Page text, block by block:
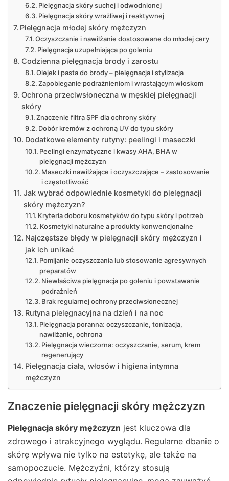
Pielęgnacja skóry suchej i odwodnionej
Pielęgnacja skóry wrażliwej i reaktywnej
Pielęgnacja młodej skóry mężczyzn
Oczyszczanie i nawilżanie dostosowane do młodej cery
Pielęgnacja uzupełniająca po goleniu
Codzienna pielęgnacja brody i zarostu
Olejek i pasta do brody – pielęgnacja i stylizacja
Zapobieganie podrażnieniom i wrastającym włoskom
Ochrona przeciwsłoneczna w męskiej pielęgnacji
skóry
Znaczenie filtra SPF dla ochrony skóry
Dobór kremów z ochroną UV do typu skóry
Dodatkowe elementy rutyny: peelingi i maseczki
Peelingi enzymatyczne i kwasy AHA, BHA w
pielęgnacji mężczyzn
Maseczki nawilżające i oczyszczające – zastosowanie
i częstotliwość
Jak wybrać odpowiednie kosmetyki do pielęgnacji
skóry mężczyzn?
Kryteria doboru kosmetyków do typu skóry i potrzeb
Kosmetyki naturalne a produkty konwencjonalne
Najczęstsze błędy w pielęgnacji skóry mężczyzn i
jak ich unikać
Pomijanie oczyszczania lub stosowanie agresywnych
preparatów
Niewłaściwa pielęgnacja po goleniu i powstawanie
podrażnień
Brak regularnej ochrony przeciwsłonecznej
Rutyna pielęgnacyjna na dzień i na noc
Pielęgnacja poranna: oczyszczanie, tonizacja,
nawilżanie, ochrona
Pielęgnacja wieczorna: oczyszczanie, serum, krem
regenerujący
Pielęgnacja ciała, włosów i higiena intymna
mężczyzn
Znaczenie pielęgnacji skóry mężczyzn
Pielęgnacja skóry mężczyzn jest kluczowa dla
zdrowego i atrakcyjnego wyglądu. Regularne dbanie o
skórę wpływa nie tylko na estetykę, ale także na
samopoczucie. Mężczyźni, którzy stosują